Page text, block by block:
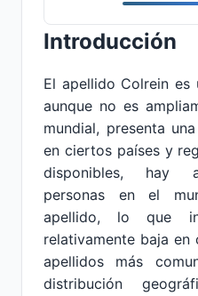
Introducción
El apellido Colrein es
aunque no es
mundial, presenta
en ciertos países y
disponibles, hay
personas en el
apellido, lo que
relativamente baja
apellidos más
distribución